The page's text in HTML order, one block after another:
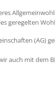
geregelten
(AG)
auch mit